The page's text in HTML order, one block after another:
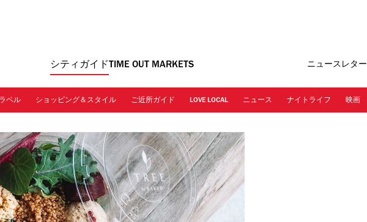
シティガイド TIME OUT MARKETS ニュースレター
に登録
ベル ショッピング＆スタイル ご近所ガイド LOVE LOCAL ニュース ナイトライフ 映画